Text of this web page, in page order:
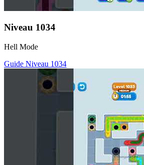
Niveau 1034
Hell Mode
Guide Niveau 1034